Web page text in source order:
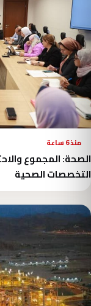
منذ 6 ساعة
الصحة: المجموع
التخصصات الصحية